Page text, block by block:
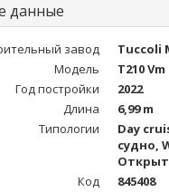
данные
завод
Tuccoli
Модель
T210 Vm
Год постройки
2022
Длина
6,99 m
Типологии
Day
судно,
Код
845408